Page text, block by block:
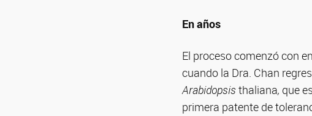
En años
El proceso comenzó con
cuando la Dra. Chan
Arabidopsis thaliana, que
primera patente de